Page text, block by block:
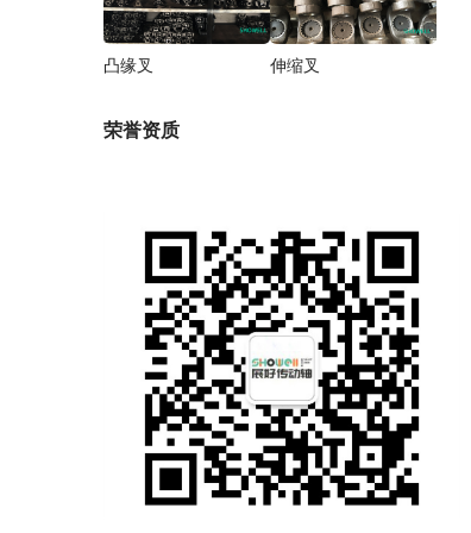
凸缘叉 伸缩叉
荣誉资质